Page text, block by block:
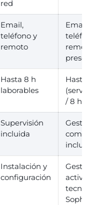
red
Email,
teléfono y
remoto
Email,
Hasta 8 h
laborables
Hasta
/ 8 h
Supervisión
incluida
Instalación y
configuración
activa